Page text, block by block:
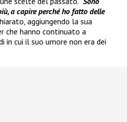
a capire perché ho fatto delle
aggiungendo la sua
che hanno continuato a
in cui il suo umore non era dei